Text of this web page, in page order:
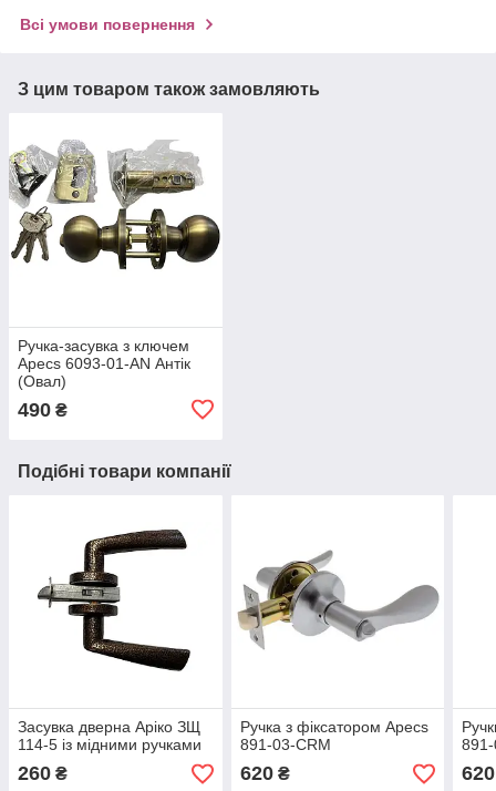
Всі умови повернення
З цим товаром також замовляють
Ручка-засувка з ключем
Apecs 6093-01-AN Антік
(Овал)
490 ₴
Подібні товари компанії
Засувка дверна Аріко ЗЩ
114-5 із мідними ручками
260 ₴
Ручка з фіксатором Apecs
891-03-CRM
620₴ 620